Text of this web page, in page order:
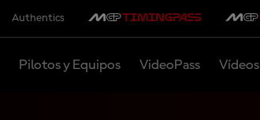
Authentics
Pilotos y Equipos VideoPass Vídeos